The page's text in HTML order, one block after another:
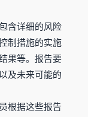
含详细的风险
制措施的实施
果等。报告要
及未来可能的
根据这些报告